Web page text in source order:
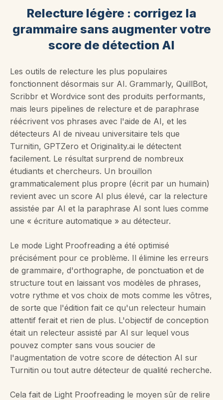
Relecture légère : corrigez la
grammaire sans augmenter votre
score de détection AI
Les outils de relecture les plus populaires
fonctionnent désormais sur AI. Grammarly, QuillBot,
Scribbr et Wordvice sont des produits performants,
mais leurs pipelines de relecture et de paraphrase
réécrivent vos phrases avec l'aide de AI, et les
détecteurs AI de niveau universitaire tels que
Turnitin, GPTZero et Originality.ai le détectent
facilement. Le résultat surprend de nombreux
étudiants et chercheurs. Un brouillon
grammaticalement plus propre (écrit par un humain)
revient avec un score AI plus élevé, car la relecture
assistée par AI et la paraphrase AI sont lues comme
une « écriture automatique » au détecteur.
Le mode Light Proofreading a été optimisé
précisément pour ce problème. Il élimine les erreurs
de grammaire, d'orthographe, de ponctuation et de
structure tout en laissant vos modèles de phrases,
votre rythme et vos choix de mots comme les vôtres,
de sorte que l'édition fait ce qu'un relecteur humain
attentif ferait et rien de plus. L'objectif de conception
était un relecteur assisté par AI sur lequel vous
pouvez compter sans vous soucier de
l'augmentation de votre score de détection AI sur
Turnitin ou tout autre détecteur de qualité recherche.
Cela fait de Light Proofreading le moyen sûr de relire